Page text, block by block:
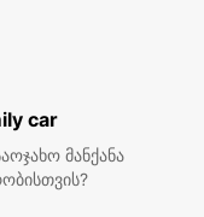
car
მანქანა